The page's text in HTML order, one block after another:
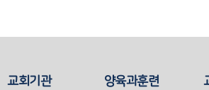
교회기관 양육과훈련